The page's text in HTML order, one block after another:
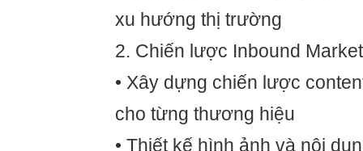
xu hướng thị trường
2. Chiến lược Inbound
• Xây dựng chiến lược
cho từng thương hiệu
• Thiết kế hình ảnh và nội